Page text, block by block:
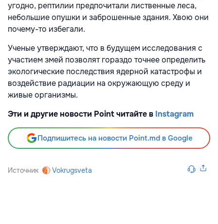
угодно, рептилии предпочитали лиственные леса,
небольшие опушки и заброшенные здания. Хвою они
почему-то избегали.
Ученые утверждают, что в будущем исследования с
участием змей позволят гораздо точнее определить
экологические последствия ядерной катастрофы и
воздействие радиации на окружающую среду и
живые организмы.
Эти и другие новости Point читайте в Instagram
Подпишитесь на новости Point.md в Google
Источник Vokrugsveta